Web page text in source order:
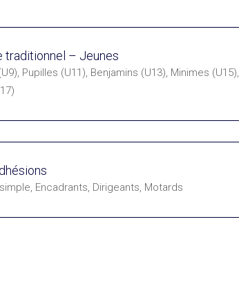
traditionnel – Jeunes
Pupilles (U11), Benjamins (U13), Minimes (U15),
Encadrants, Dirigeants, Motards